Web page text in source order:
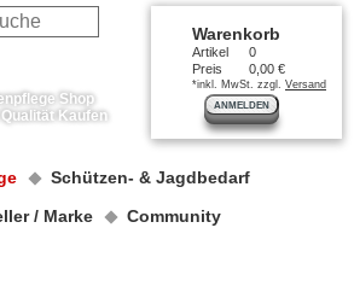
Shop
Kaufen
Warenkorb
Artikel
0
Preis
0,00 €
*inkl. MwSt. zzgl. Versand
ANMELDEN
Schützen- & Jagdbedarf
/ Marke
Community